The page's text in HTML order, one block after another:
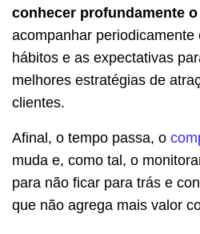
conhecer profundamente
acompanhar
hábitos e as expectativas
melhores estratégias de
clientes.
Afinal, o tempo passa, o
muda e, como tal, o
para não ficar para trás e
que não agrega mais valor